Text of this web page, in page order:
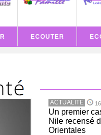
ECOUTER
ACTUALITE
Un premier
Nile recensé
Orientales